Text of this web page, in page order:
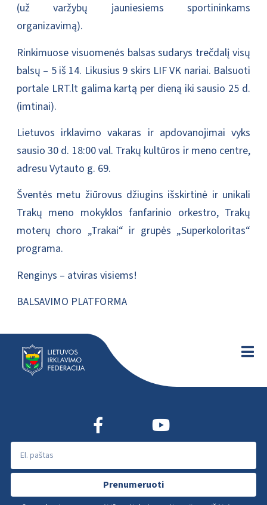
(už varžybų jauniesiems sportininkams
organizavimą).
Rinkimuose visuomenės balsas sudarys trečdalį visų
balsų – 5 iš 14. Likusius 9 skirs LIF VK nariai. Balsuoti
portale LRT.lt galima kartą per dieną iki sausio 25 d.
(imtinai).
Lietuvos irklavimo vakaras ir apdovanojimai vyks
sausio 30 d. 18:00 val. Trakų kultūros ir meno centre,
adresu Vytauto g. 69.
Šventės metu žiūrovus džiugins išskirtinė ir unikali
Trakų meno mokyklos fanfarinio orkestro, Trakų
moterų choro „Trakai“ ir grupės „Superkoloritas“
programa.
Renginys – atviras visiems!
BALSAVIMO PLATFORMA
Prenumeruoti